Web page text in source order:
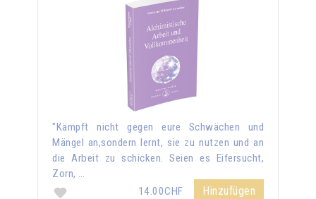
"Kämpft nicht gegen eure Schwächen und
Mängel an,sondern lernt, sie zu nutzen und an
die Arbeit zu schicken. Seien es Eifersucht,
Zorn, …
14.00CHF
Hinzufügen